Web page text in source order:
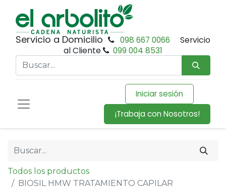
Servicio a Domicilio 098 667 0066
Servicio
al Cliente
099 004 8531
Iniciar sesión
¡Trabaja con Nosotros!
Todos los productos
BIOSIL HMW TRATAMIENTO CAPILAR